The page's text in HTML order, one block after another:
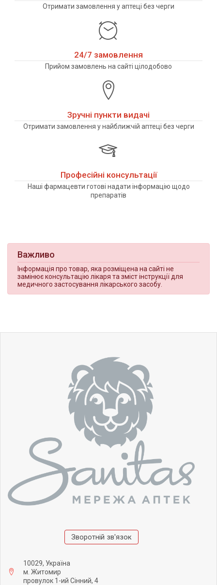
Отримати замовлення у аптеці без черги
24/7 замовлення
Прийом замовлень на сайті цілодобово
Зручні пункти видачі
Отримати замовлення у найближчій аптеці без черги
Професійні консультації
Наші фармацевти готові надати інформацію щодо
препаратів
Важливо
Інформація про товар, яка розміщена на сайті не
замінює консультацію лікаря та зміст інструкції для
медичного застосування лікарського засобу.
Зворотній зв'язок
10029, Україна
м. Житомир
провулок 1-ий Сінний, 4